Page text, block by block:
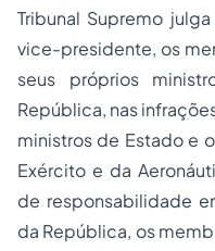
Tribunal Supremo
vice-presidente, os
seus próprios
República, nas
ministros de Estado e
Exército e da
de responsabilidade
da República, os